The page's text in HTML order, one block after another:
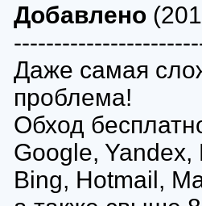
Добавлено
Даже самая
проблема!
Обход
Google, Yandex,
Bing, Hotmail,